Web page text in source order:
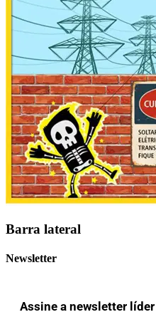
Barra lateral
Newsletter
Assine a newsletter